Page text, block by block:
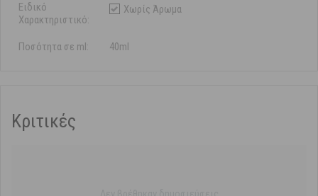
Ειδικό
Χαρακτηριστικό:
Χωρίς Άρωμα
Ποσότητα σε ml: 40ml
Κριτικές